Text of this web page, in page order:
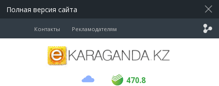
Полная версия сайта
Контакты Рекламодателям
470.8
USD 468.5 470.8